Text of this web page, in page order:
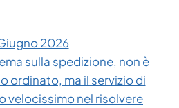
2026
sulla spedizione, non è
ordinato, ma il servizio di
velocissimo nel risolvere